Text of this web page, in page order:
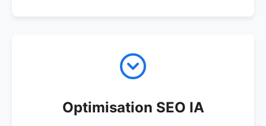
Optimisation SEO IA